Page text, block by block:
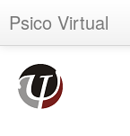
Psico Virtual